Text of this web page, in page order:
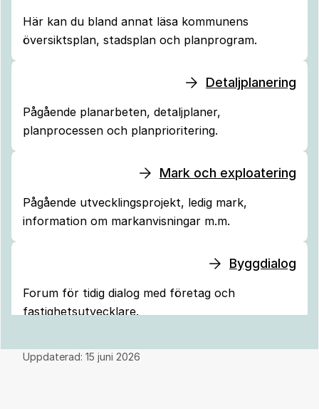
Här kan du bland annat läsa kommunens
översiktsplan, stadsplan och planprogram.
Detaljplanering
Pågående planarbeten, detaljplaner,
planprocessen och planprioritering.
Mark och exploatering
Pågående utvecklingsprojekt, ledig mark,
information om markanvisningar m.m.
Byggdialog
Forum för tidig dialog med företag och
fastighetsutvecklare.
Uppdaterad: 15 juni 2026